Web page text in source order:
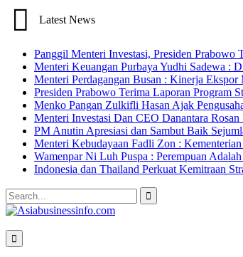
Latest News
Panggil Menteri Investasi, Presiden
Menteri Keuangan Purbaya Yudhi Sadewa :
Menteri Perdagangan Busan : Kinerja
Presiden Prabowo Terima Laporan Program
Menko Pangan Zulkifli Hasan Ajak
Menteri Investasi Dan CEO Danantara
PM Anutin Apresiasi dan Sambut Baik
Menteri Kebudayaan Fadli Zon :
Wamenpar Ni Luh Puspa : Perempuan
Indonesia dan Thailand Perkuat Kemitraan
Search
for: